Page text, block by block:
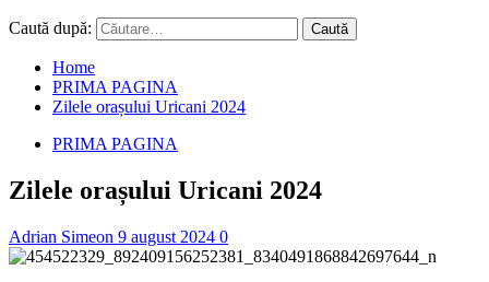
Caută după:
Home
PRIMA PAGINA
Zilele orașului Uricani 2024
PRIMA PAGINA
Zilele orașului Uricani 2024
Adrian Simeon 9 august 2024 0